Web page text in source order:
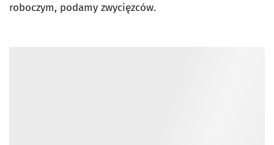
roboczym, podamy zwycięzców.